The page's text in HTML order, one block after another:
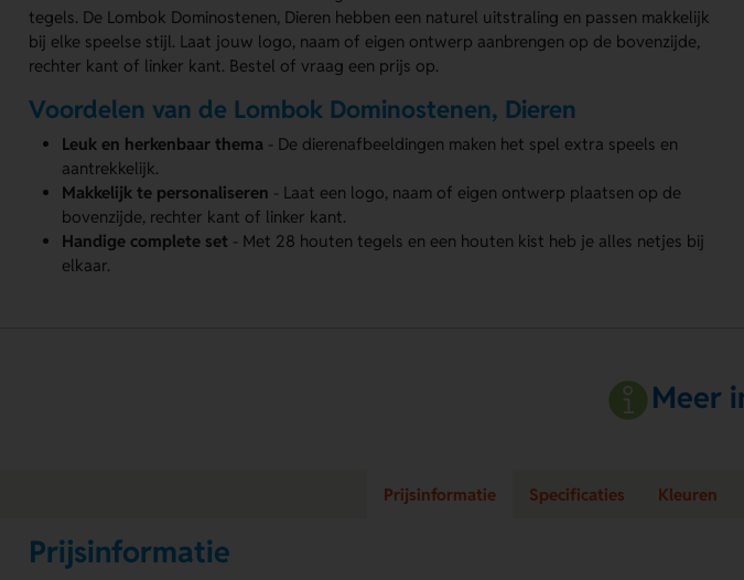
tegels. De Lombok Dominostenen, Dieren hebben een naturel uitstraling en passen makkelijk
bij elke speelse stijl. Laat jouw logo, naam of eigen ontwerp aanbrengen op de bovenzijde,
rechter kant of linker kant. Bestel of vraag een prijs op.
Voordelen van de Lombok Dominostenen, Dieren
Leuk en herkenbaar thema - De dierenafbeeldingen maken het spel extra speels en
aantrekkelijk.
Makkelijk te personaliseren - Laat een logo, naam of eigen ontwerp plaatsen op de
bovenzijde, rechter kant of linker kant.
Handige complete set - Met 28 houten tegels en een houten kist heb je alles netjes bij
elkaar.
Meer
Prijsinformatie Specificaties Kleuren
Prijsinformatie